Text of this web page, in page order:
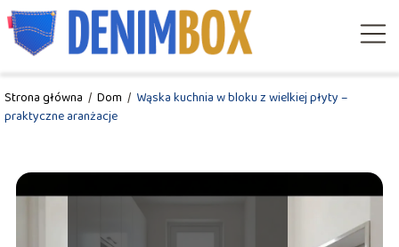
Strona główna / Dom / Wąska kuchnia w bloku z wielkiej płyty –
praktyczne aranżacje